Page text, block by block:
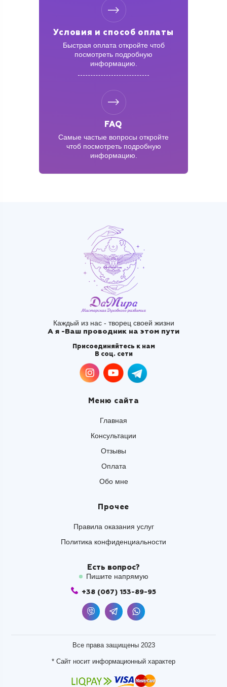
Условия и способ оплаты
Быстрая оплата откройте чтоб
посмотреть подробную
информацию.
FAQ
Самые частые вопросы откройте
чтоб посмотреть подробную
информацию.
Каждый из нас - творец своей жизни
А я -Ваш проводник на этом пути
Присоединяйтесь к нам
В соц. сети
Меню сайта
Главная
Консультации
Отзывы
Оплата
Обо мне
Прочее
Правила оказания услуг
Политика конфиденциальности
Есть вопрос?
Пишите напрямую
+38 (067) 153-89-95
Все права защищены 2023
* Сайт носит информационный характер